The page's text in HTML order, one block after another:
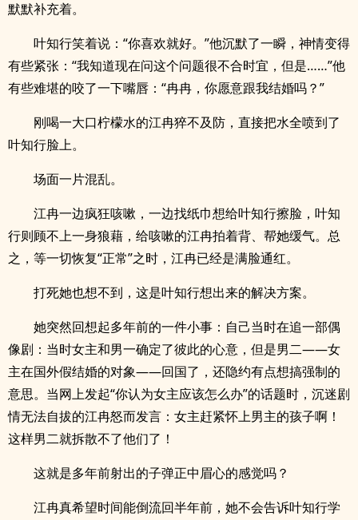
默默补充着。
叶知行笑着说：“你喜欢就好。”他沉默了一瞬，神情变得
有些紧张：“我知道现在问这个问题很不合时宜，但是……”他
有些难堪的咬了一下嘴唇：“冉冉，你愿意跟我结婚吗？”
刚喝一大口柠檬水的江冉猝不及防，直接把水全喷到了
叶知行脸上。
场面一片混乱。
江冉一边疯狂咳嗽，一边找纸巾想给叶知行擦脸，叶知
行则顾不上一身狼藉，给咳嗽的江冉拍着背、帮她缓气。总
之，等一切恢复“正常”之时，江冉已经是满脸通红。
打死她也想不到，这是叶知行想出来的解决方案。
她突然回想起多年前的一件小事：自己当时在追一部偶
像剧：当时女主和男一确定了彼此的心意，但是男二——女
主在国外假结婚的对象——回国了，还隐约有点想搞强制的
意思。当网上发起“你认为女主应该怎么办”的话题时，沉迷剧
情无法自拔的江冉怒而发言：女主赶紧怀上男主的孩子啊！
这样男二就拆散不了他们了！
这就是多年前射出的子弹正中眉心的感觉吗？
江冉真希望时间能倒流回半年前，她不会告诉叶知行学